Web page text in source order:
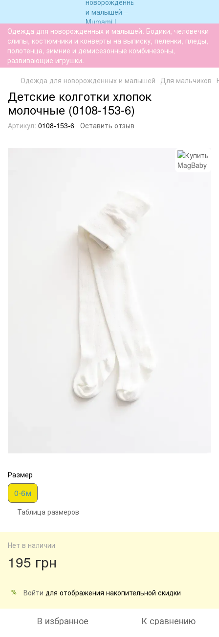
Одежда для новорожденных и малышей. Бодики, человечки
слипы, костюмчики и конверты на выписку, пеленки, пледы,
полотенца, зимние и демисезонные комбинезоны,
развивающие игрушки.
Одежда для новорожденных и малышей Для мальчиков
Детские колготки хлопок
молочные (0108-153-6)
Артикул: 0108-153-6 Оставить отзыв
Размер
0-6м
Таблица размеров
Нет в наличии
195 грн
% Войти для отображения накопительной скидки
В избранное К сравнению